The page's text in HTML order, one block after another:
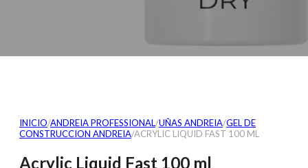
INICIO/ANDREIA PROFESSIONAL/UÑAS ANDREIA/GEL DE
CONSTRUCCION ANDREIA/ACRYLIC LIQUID FAST 100 ML
Acrylic Liquid Fast 100 ml